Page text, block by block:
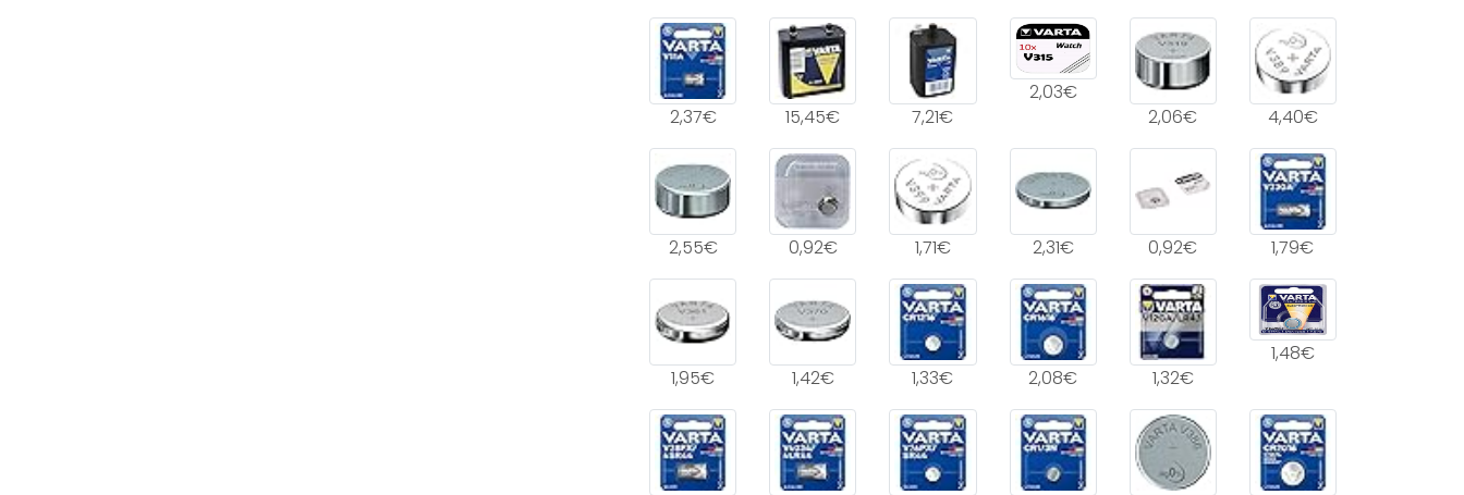
2,37€ 15,45€ 7,21€
2,03€
2,06€
4,40€
2,55€ 0,92€ 1,71€ 2,31€ 0,92€ 1,79€
1,95€ 1,42€ 1,33€ 2,08€ 1,32€
1,48€